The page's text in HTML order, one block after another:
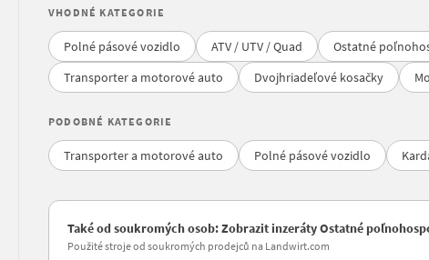
VHODNÉ KATEGORIE
Polné pásové vozidlo ATV / UTV / Quad Ostatné
Transporter a motorové auto
Dvojhriadeľové kosačky
PODOBNÉ KATEGORIE
Transporter a motorové auto Polné pásové vozidlo
Také od soukromých osob: Zobrazit inzeráty Ostatné
Použité stroje od soukromých prodejců na Landwirt.com